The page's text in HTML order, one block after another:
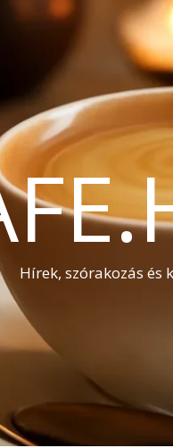
Hírek, szórakozás és